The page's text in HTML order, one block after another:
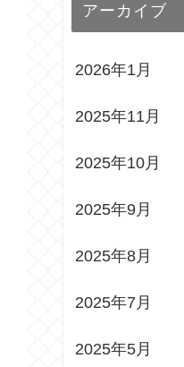
アーカイブ
2026年1月
2025年11月
2025年10月
2025年9月
2025年8月
2025年7月
2025年5月